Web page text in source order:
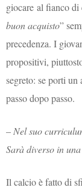
giocare al fianco di
buon acquisto”
precedenza. I
propositivi,
segreto: se porti
passo dopo passo.
– Nel suo
Sarà diverso in
Il calcio è fatto di